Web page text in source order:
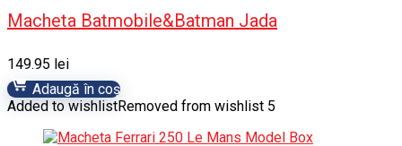
Macheta Batmobile&Batman Jada
149.95 lei
Adaugă în coș
Added to wishlistRemoved from wishlist 5